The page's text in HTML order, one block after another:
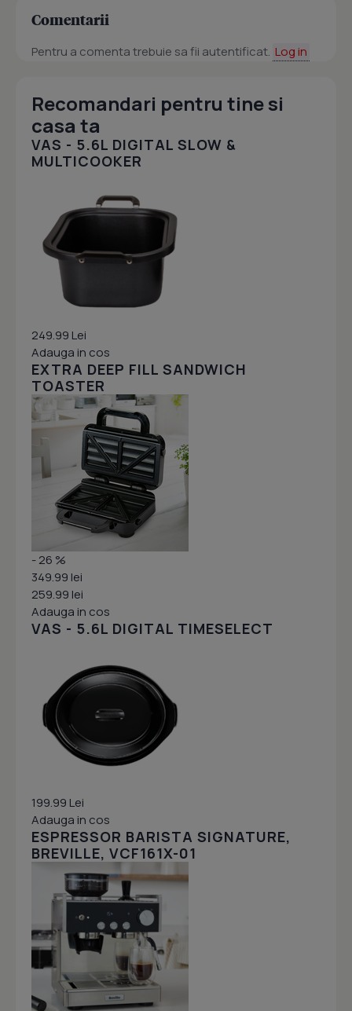
Comentarii
Pentru a comenta trebuie sa fii autentificat. Log in
Recomandari pentru tine si
casa ta
VAS - 5.6L DIGITAL SLOW &
MULTICOOKER
249.99 Lei
Adauga in cos
EXTRA DEEP FILL SANDWICH
TOASTER
- 26 %
349.99 lei
259.99 lei
Adauga in cos
VAS - 5.6L DIGITAL TIMESELECT
199.99 Lei
Adauga in cos
ESPRESSOR BARISTA SIGNATURE,
BREVILLE, VCF161X-01